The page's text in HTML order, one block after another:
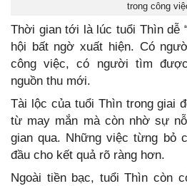
trong công
Thời gian tới là lúc tuổi Thìn dễ
hội bất ngờ xuất hiện. Có
công việc, có người tìm
nguồn thu mới.
Tài lộc của tuổi Thìn trong giai
từ may mắn mà còn nhờ sự
gian qua. Những việc từng bỏ
đầu cho kết quả rõ ràng hơn.
Ngoài tiền bạc, tuổi Thìn còn